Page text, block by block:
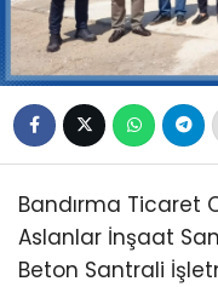
Bandırma Ticaret
Aslanlar İnşaat
Beton Santrali